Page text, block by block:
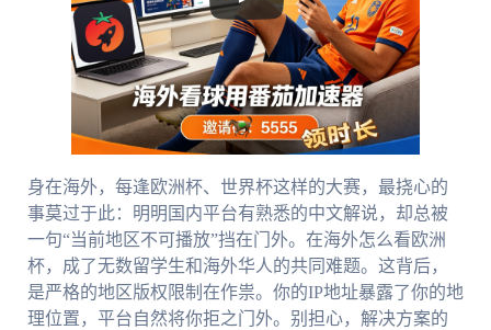
身在海外，每逢欧洲杯、世界杯这样的大赛，最挠心的
事莫过于此：明明国内平台有熟悉的中文解说，却总被
一句“当前地区不可播放”挡在门外。在海外怎么看欧洲
杯，成了无数留学生和海外华人的共同难题。这背后，
是严格的地区版权限制在作祟。你的IP地址暴露了你的地
理位置，平台自然将你拒之门外。别担心，解决方案的